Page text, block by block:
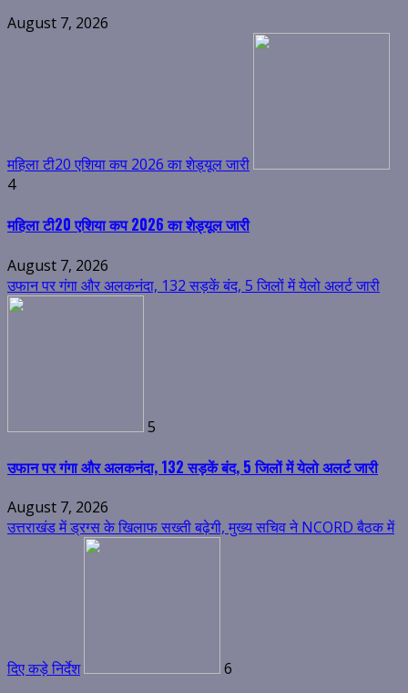
August 7, 2026
महिला टी20 एशिया कप 2026 का शेड्यूल जारी
4
महिला टी20 एशिया कप 2026 का शेड्यूल जारी
August 7, 2026
उफान पर गंगा और अलकनंदा, 132 सड़कें बंद, 5 जिलों में येलो अलर्ट जारी
5
उफान पर गंगा और अलकनंदा, 132 सड़कें बंद, 5 जिलों में येलो अलर्ट जारी
August 7, 2026
उत्तराखंड में ड्रग्स के खिलाफ सख्ती बढ़ेगी, मुख्य सचिव ने NCORD बैठक में
दिए कड़े निर्देश 6